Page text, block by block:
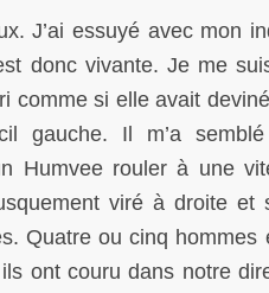
J’ai essuyé avec mon
donc vivante. Je me
si elle avait
gauche. Il m’a
Humvee rouler à une
viré à droite et
Quatre ou cinq hommes
ont couru dans notre